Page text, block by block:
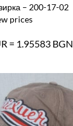
– 200-17-02
prices
= 1.95583 BGN